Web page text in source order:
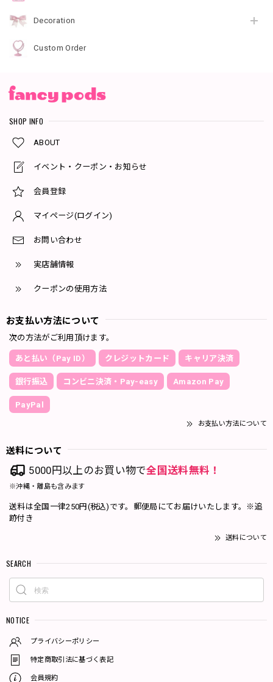
Decoration
Custom Order
SHOP INFO
ABOUT
イベント・クーポン・お知らせ
会員登録
マイページ(ログイン)
お問い合わせ
実店舗情報
クーポンの使用方法
お支払い方法について
次の方法がご利用頂けます。
あと払い（Pay ID） クレジットカード キャリア決済
銀行振込 コンビニ決済・Pay-easy Amazon Pay
PayPal
お支払い方法について
送料について
5000円以上のお買い物で全国送料無料！
※沖縄・離島も含みます
送料は全国一律250円(税込)です。郵便局にてお届けいたします。※追
跡付き
送料について
SEARCH
NOTICE
プライバシーポリシー
特定商取引法に基づく表記
会員規約